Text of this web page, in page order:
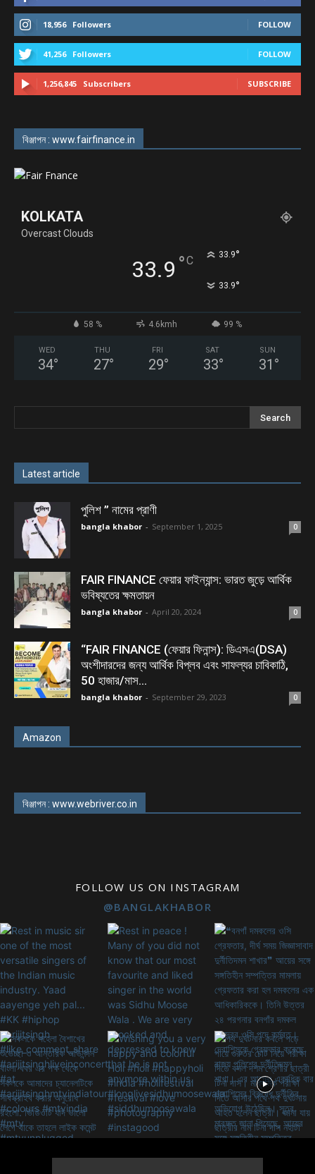
18,956 Followers FOLLOW
41,256 Followers FOLLOW
1,256,845 Subscribers SUBSCRIBE
বিঞ্জাপন : www.fairfinance.in
KOLKATA
Overcast Clouds
33.9 °C 33.9°
33.9°
58 % 4.6kmh 99 %
WED
34°
THU
27°
FRI
29°
SAT
33°
SUN
31 °
Latest article
পুলিশ ” নামের প্রাণী
bangla khabor - September 1, 2025 0
FAIR FINANCE ফেয়ার ফাইন্যান্স: ভারত জুড়ে আর্থিক
ভবিষ্যতের ক্ষমতায়ন
bangla khabor - April 20, 2024 0
“FAIR FINANCE (ফেয়ার ফিনান্স): ডিএসএ(DSA)
অংশীদারদের জন্য আর্থিক বিপ্লব এবং সাফল্যর চাবিকাঠি,
50 হাজার/মাস...
bangla khabor - September 29, 2023 0
Amazon
বিঞ্জাপন : www.webriver.co.in
FOLLOW US ON INSTAGRAM
@BANGLAKHABOR